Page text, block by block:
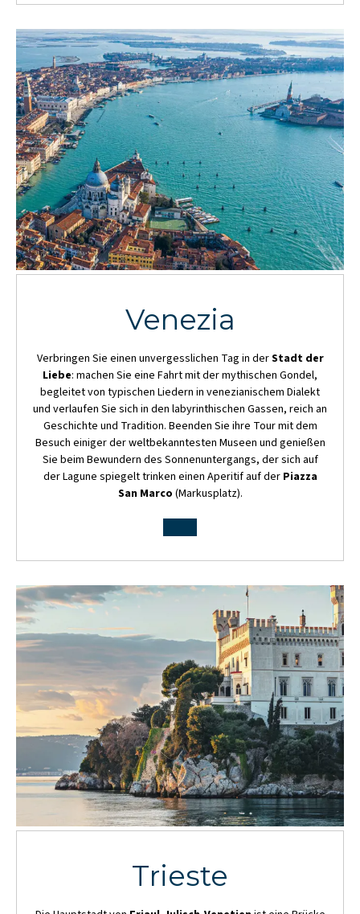
Venezia
Verbringen Sie einen unvergesslichen Tag in derStadt der
Liebe: machen Sie eine Fahrt mit der mythischen Gondel,
begleitet von typischen Liedern in venezianischem Dialekt
und verlaufen Sie sich in den labyrinthischen Gassen, reich an
Geschichte und Tradition. Beenden Sie ihre Tour mit dem
Besuch einiger der weltbekanntesten Museen und genießen
Sie beim Bewundern des Sonnenuntergangs, der sich auf
der Lagune spiegelt trinken einen Aperitif auf der Piazza
San Marco (Markusplatz).
Trieste